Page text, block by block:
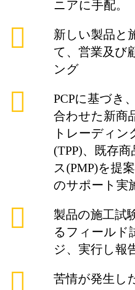
ニアに手配。
新しい製品と
て、営業及び
ング
PCPに基づき
合わせた新商
トレーディン
(TPP)、既存
ス(PMP)を提
のサポート実
製品の施工試
るフィールド
ジ、実行し報
苦情が発生し